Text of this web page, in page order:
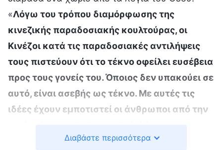
«Λόγω του τρόπου διαμόρφωσης της
κινεζικής παραδοσιακής κουλτούρας, οι
Κινέζοι κατά τις παραδοσιακές αντιλήψεις
τους πιστεύουν ότι το τέκνο οφείλει ευσέβεια
προς τους γονείς του. Όποιος δεν υπακούει σε
αυτό, είναι ασεβής ως τέκνο. Με αυτές τις
ιδέες έχουν εμποτιστεί οι άνθρωποι από την
ουσιαστικά σε κάθε σπιτικό, αλλά και σε
Διαβάστε περισσότερα